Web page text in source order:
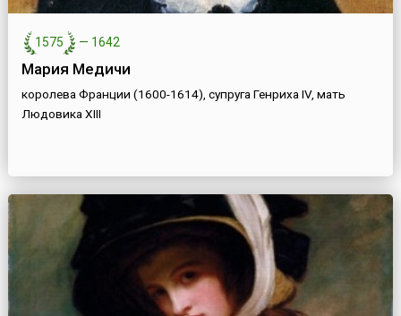
1575 — 1642
Мария Медичи
королева Франции (1600-1614), супруга Генриха IV, мать
Людовика XIII